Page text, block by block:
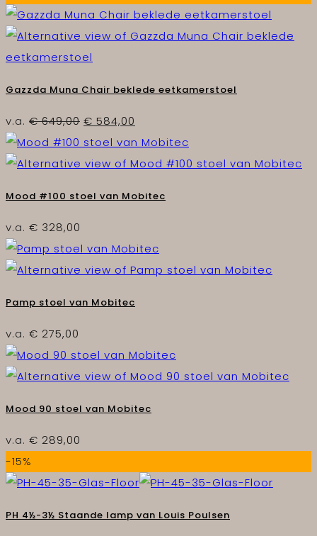
Gazzda Muna Chair beklede eetkamerstoel
v.a. €649,00 Oorspronkelijke
prijs
was:
€ 584,00
prijs
is:
Mood #100 stoel van Mobitec
v.a. € 328,00
Pamp stoel van Mobitec
v.a. € 275,00
Mood 90 stoel van Mobitec
v.a. € 289,00
-15%
PH 4½-3½ Staande lamp van Louis Poulsen